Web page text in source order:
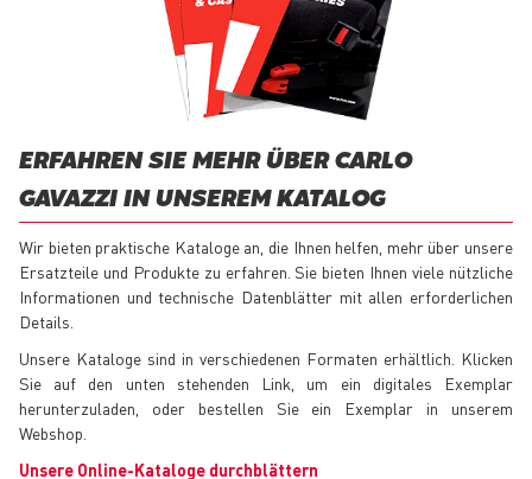
ERFAHREN SIE MEHR ÜBER CARLO
GAVAZZI IN UNSEREM KATALOG
Wir bieten praktische Kataloge an, die Ihnen helfen, mehr über unsere
Ersatzteile und Produkte zu erfahren. Sie bieten Ihnen viele nützliche
Informationen und technische Datenblätter mit allen erforderlichen
Details.
Unsere Kataloge sind in verschiedenen Formaten erhältlich. Klicken
Sie auf den unten stehenden Link, um ein digitales Exemplar
herunterzuladen, oder bestellen Sie ein Exemplar in unserem
Webshop.
Unsere Online-Kataloge durchblättern